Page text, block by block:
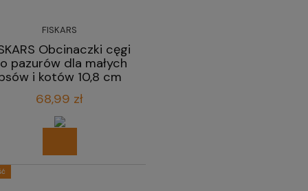
FISKARS
Obcinaczki cęgi
pazurów dla małych
i kotów 10,8 cm
68,99 zł